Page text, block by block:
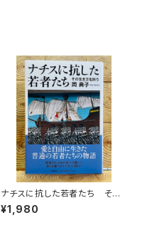
ナチスに抗した若者たち その
生き方を問う
¥1,980